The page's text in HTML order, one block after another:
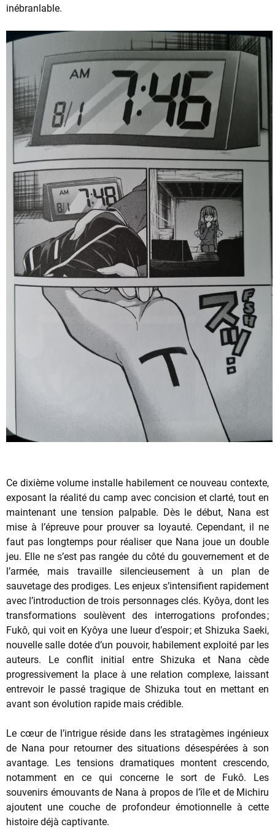
inébranlable.
Ce dixième volume installe habilement ce nouveau contexte,
exposant la réalité du camp avec concision et clarté, tout en
maintenant une tension palpable. Dès le début, Nana est
mise à l’épreuve pour prouver sa loyauté. Cependant, il ne
faut pas longtemps pour réaliser que Nana joue un double
jeu. Elle ne s’est pas rangée du côté du gouvernement et de
l’armée, mais travaille silencieusement à un plan de
sauvetage des prodiges. Les enjeux s’intensifient rapidement
avec l’introduction de trois personnages clés. Kyôya, dont les
transformations soulèvent des interrogations profondes ;
Fukô, qui voit en Kyôya une lueur d’espoir ; et Shizuka Saeki,
nouvelle salle dotée d’un pouvoir, habilement exploité par les
auteurs. Le conflit initial entre Shizuka et Nana cède
progressivement la place à une relation complexe, laissant
entrevoir le passé tragique de Shizuka tout en mettant en
avant son évolution rapide mais crédible.
Le cœur de l’intrigue réside dans les stratagèmes ingénieux
de Nana pour retourner des situations désespérées à son
avantage. Les tensions dramatiques montent crescendo,
notamment en ce qui concerne le sort de Fukô. Les
souvenirs émouvants de Nana à propos de l’île et de Michiru
ajoutent une couche de profondeur émotionnelle à cette
histoire déjà captivante.